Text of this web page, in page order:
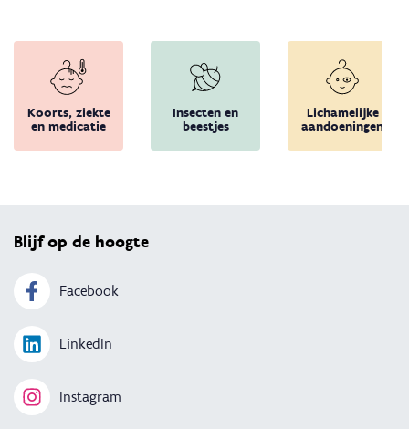
Koorts, ziekte
en medicatie
Insecten en
beestjes
Lichamelijke
aandoeningen
Blijf op de hoogte
Facebook
LinkedIn
Instagram